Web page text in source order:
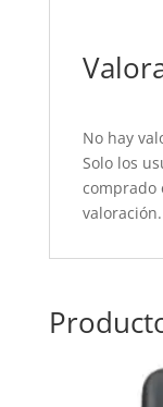
No hay
Solo los
comprado
valoración.